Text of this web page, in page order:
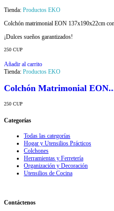
Tienda: Productos EKO
Colchón matrimonial EON 137x190x22cm
¡Dulces sueños garantizados!
250 CUP
Añadir al carrito
Tienda: Productos EKO
Colchón Matrimonial
250 CUP
Categorías
Todas las categorías
Hogar y Utensilios Prácticos
Colchones
Herramientas y Ferretería
Organización y Decoración
Utensilios de Cocina
Contáctenos